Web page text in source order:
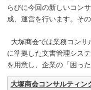
らびに今回の新しいコン
成、運営を行います。そ
大塚商会では業務コン
に準拠した文書管理シス
を用意し、企業の「困っ
大塚商会コンサルティン